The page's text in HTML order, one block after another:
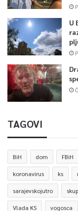
U
TAGOVI
BiH dom FBiH
koronavirus ks
sarajevskojutro
Vlada KS vogosca